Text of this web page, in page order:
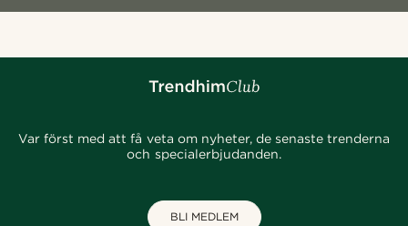
Var först med att få veta om nyheter, de senaste trenderna
och specialerbjudanden.
BLI MEDLEM